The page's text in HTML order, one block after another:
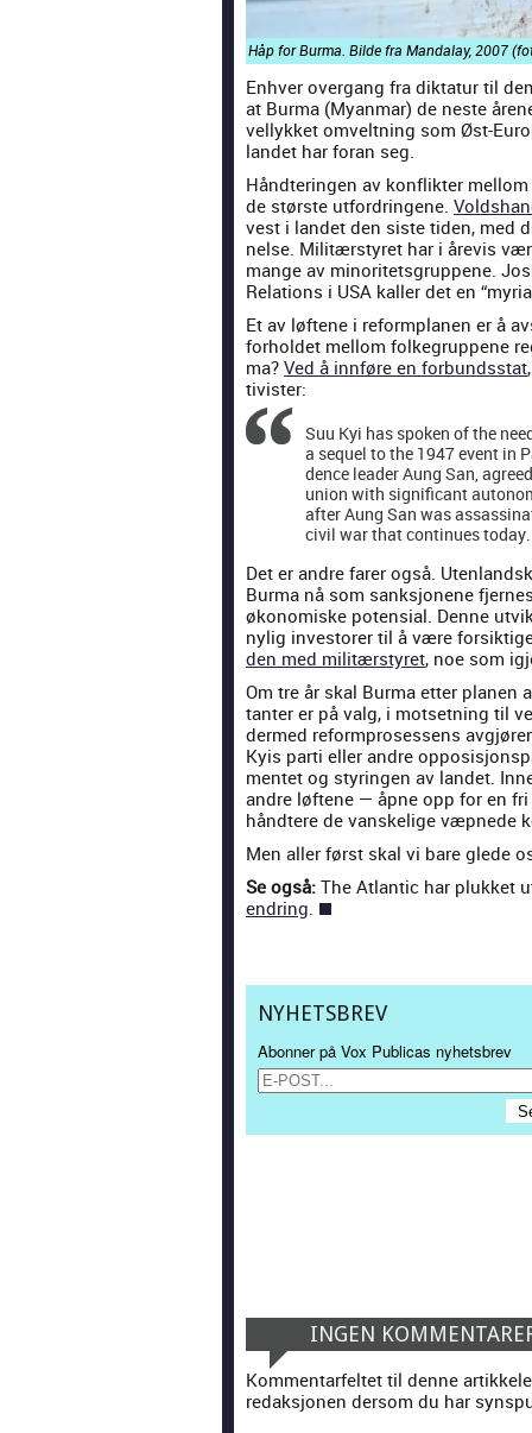
Håp for Bur­ma. Bilde fra Man­dalay, 2007
Enhver over­gang fra dik­tatur til
at Bur­ma (Myan­mar) de neste
vel­lykket omvelt­ning som Øst-
lan­det har foran seg.
Hånd­terin­gen av kon­flik­ter
de største utfor­drin­gene.
vest i lan­det den siste tiden, med
nelse. Mil­itærstyret har i åre­vis
mange av minoritets­grup­pene.
Rela­tions i USA kaller det en
Et av løftene i reform­pla­nen er å
forhold­et mel­lom folkegrup­pene
ma? Ved å inn­føre en for­bunds­stat
tivis­ter:
Suu Kyi has spo­ken of the
a sequel to the 1947 event in
dence leader Aung San,
union with sig­nif­i­cant
after Aung San was
civ­il war that con­tin­ues today.
Det er andre far­er også.
Bur­ma nå som sanksjonene
økonomiske poten­sial. Denne
nylig inve­stor­er til å være
den med mil­itærstyret, noe som
Om tre år skal Bur­ma etter
tan­ter er på valg, i mot­set­ning til
dermed reform­pros­essens
Kyis par­ti eller andre
mentet og styrin­gen av lan­det.
andre løftene — åpne opp for en
håndtere de vanske­lige væp­nede
Men aller først skal vi bare glede
Se også: The Atlantic har plukket
endring.
NYHETSBREV
Abonner på Vox Publicas nyhetsbrev
INGEN
Kommentarfeltet til denne
redaksjonen dersom du har